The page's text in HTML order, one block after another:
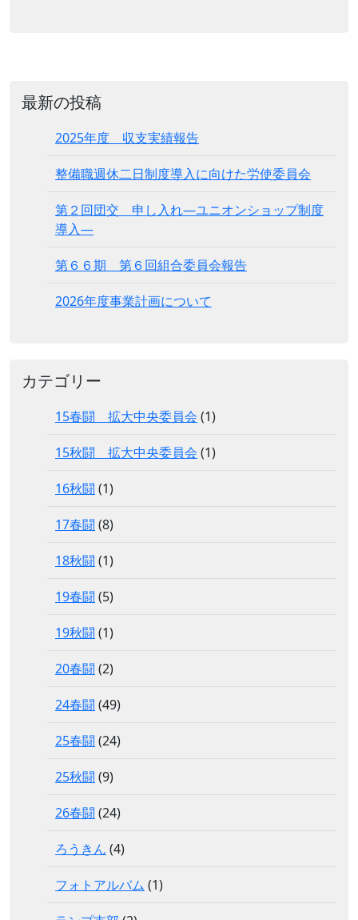
最新の投稿
2025年度 収支実績報告
整備職週休二日制度導入に向けた労使委員会
第２回団交 申し入れ―ユニオンショップ制度
導入―
第６６期 第６回組合委員会報告
2026年度事業計画について
カテゴリー
15春闘 拡大中央委員会 (1)
15秋闘 拡大中央委員会 (1)
16秋闘 (1)
17春闘 (8)
18秋闘 (1)
19春闘 (5)
19秋闘 (1)
20春闘 (2)
24春闘 (49)
25春闘 (24)
25秋闘 (9)
26春闘 (24)
ろうきん (4)
フォトアルバム (1)